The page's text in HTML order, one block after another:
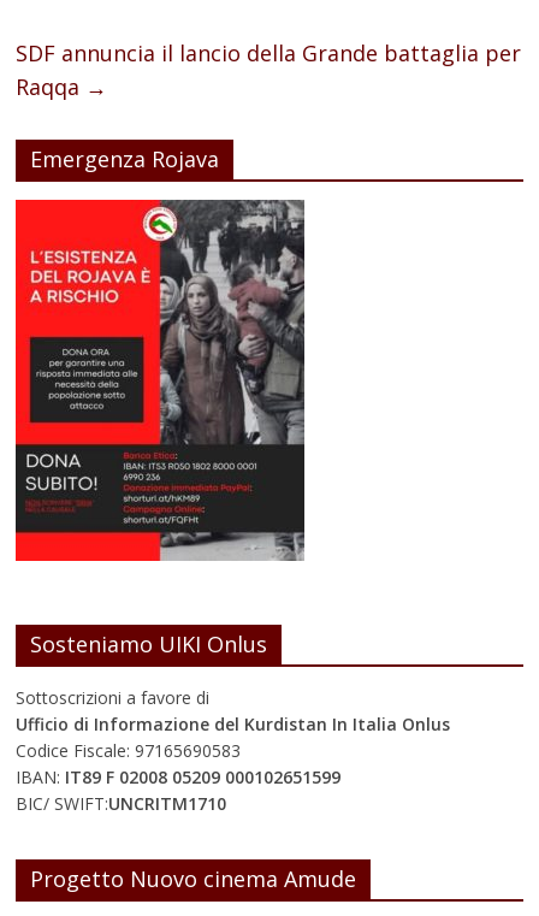
SDF annuncia il lancio della Grande battaglia per
Raqqa →
Emergenza Rojava
Sosteniamo UIKI Onlus
Sottoscrizioni a favore di
Ufficio di Informazione del Kurdistan In Italia Onlus
Codice Fiscale: 97165690583
IBAN: IT89 F 02008 05209 000102651599
BIC/ SWIFT:UNCRITM1710
Progetto Nuovo cinema Amude